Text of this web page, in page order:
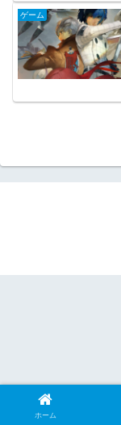
ゲーム
ホーム